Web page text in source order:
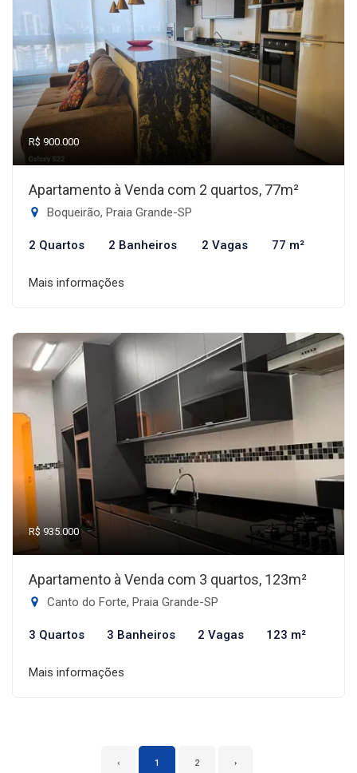
R$ 900.000
Apartamento à Venda com 2 quartos, 77m²
Boqueirão, Praia Grande-SP
2 Quartos 2 Banheiros 2 Vagas 77 m²
Mais informações
R$ 935.000
Apartamento à Venda com 3 quartos, 123m²
Canto do Forte, Praia Grande-SP
3 Quartos 3 Banheiros 2 Vagas 123 m²
Mais informações
‹ 1 2 ›